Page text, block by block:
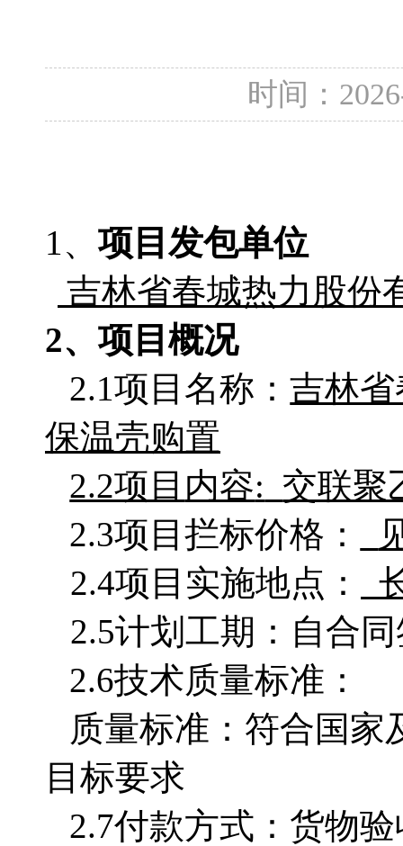
时间：
1、 项目发包单位
吉林省春城热力股份
2、项目概况
2.1项目名称：吉林
保温壳购置
2.2项目 内容: 交联聚
2.3项目拦标价格：
2.4项目实施地点：
2.5计划工期：自合
2.6技术质量标准：
质量标准：符合国家
目标要求
2.7付款方式：货物